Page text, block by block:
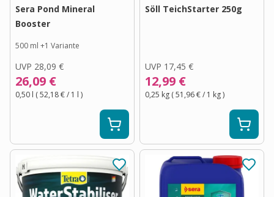
Sera Pond Mineral
Booster
500 ml +1 Variante
UVP 28,09 €
26,09 €
0,50 l (52,18 €/ 1 l )
Söll TeichStarter 250g
UVP 17,45 €
12,99 €
0,25 kg (51,96 €/ 1 kg)